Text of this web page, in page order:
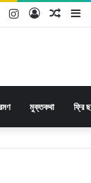
Log
Instagram
YouTube
মুক্তকথা ফ্রি